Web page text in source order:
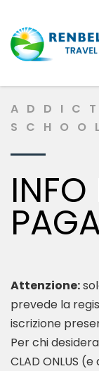
INFO
Attenzione:
prevede la
iscrizione
Per chi
CLAD ONLUS (e